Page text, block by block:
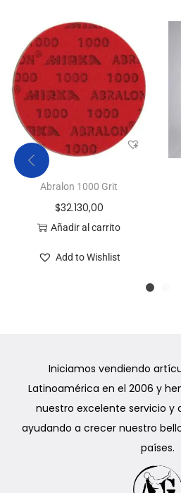
Abralon 1000 Grit
$32.130,00
Añadir al carrito
Add to Wishlist
Iniciamos vendiendo
Latinoamérica en el 2006 y
nuestro excelente servicio y
ayudando a crecer nuestro
países.